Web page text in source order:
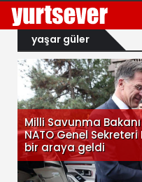
yaşar güler
Milli Savunma
NATO Genel
bir araya geldi